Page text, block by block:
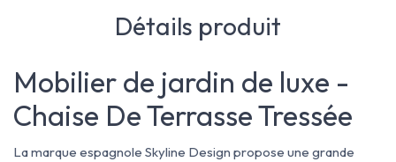
Détails produit
Mobilier de jardin de luxe -
Chaise De Terrasse Tressée
La marque espagnole Skyline Design propose une grande